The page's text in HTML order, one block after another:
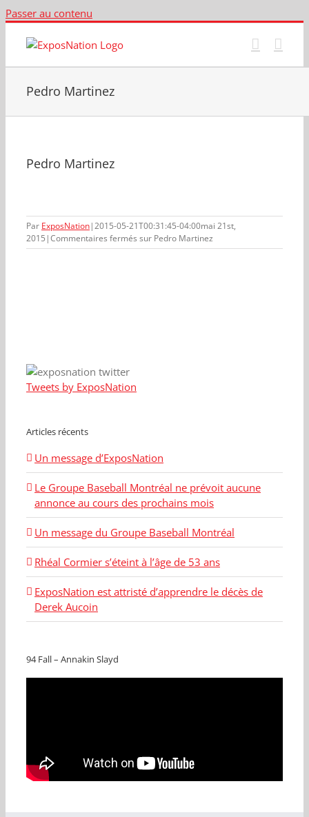
Passer au contenu
Pedro Martinez
Pedro Martinez
Par ExposNation|2015-05-21T00:31:45-04:00mai 21st,
2015 |Commentaires fermés sur Pedro Martinez
Tweets by ExposNation
Articles récents
Un message d’ExposNation
Le Groupe Baseball Montréal ne prévoit aucune
annonce au cours des prochains mois
Un message du Groupe Baseball Montréal
Rhéal Cormier s’éteint à l’âge de 53 ans
ExposNation est attristé d’apprendre le décès de
Derek Aucoin
94 Fall – Annakin Slayd